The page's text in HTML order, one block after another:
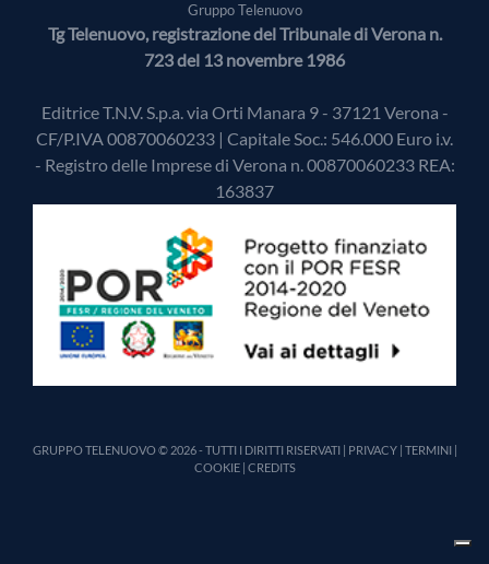
Gruppo Telenuovo
Tg Telenuovo, registrazione del Tribunale di Verona n.
723 del 13 novembre 1986
Editrice T.N.V. S.p.a. via Orti Manara 9 - 37121 Verona -
CF/P.IVA 00870060233 | Capitale Soc.: 546.000 Euro i.v.
- Registro delle Imprese di Verona n. 00870060233 REA:
163837
GRUPPO TELENUOVO © 2026 - TUTTI I DIRITTI RISERVATI | PRIVACY| TERMINI|
COOKIE| CREDITS